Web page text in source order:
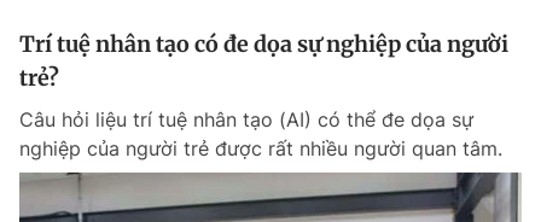
Tổng thư ký tòa soạn: Đức Trung
Giấy phép xuất bản số 110/GP - BTTTT cấp ngày 24.3.2020
© 2003-2026 Bản quyền thuộc về Báo Thanh Niên. Cấm sao chép
dưới mọi hình thức nếu không có sự chấp thuận bằng văn bản.
Phát triển bởi ePi Technologies, JSC.
Trí tuệ nhân tạo có đe dọa sự nghiệp của người
trẻ?
Câu hỏi liệu trí tuệ nhân tạo (AI) có thể đe dọa sự
nghiệp của người trẻ được rất nhiều người quan tâm.